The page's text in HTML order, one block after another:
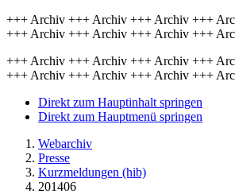
+++ Archiv +++ Archiv +++ Archiv +++
+++ Archiv +++ Archiv +++ Archiv +++
+++ Archiv +++ Archiv +++ Archiv +++
+++ Archiv +++ Archiv +++ Archiv +++
Direkt zum Hauptinhalt springen
Direkt zum Hauptmenü springen
Webarchiv
Presse
Kurzmeldungen (hib)
201406